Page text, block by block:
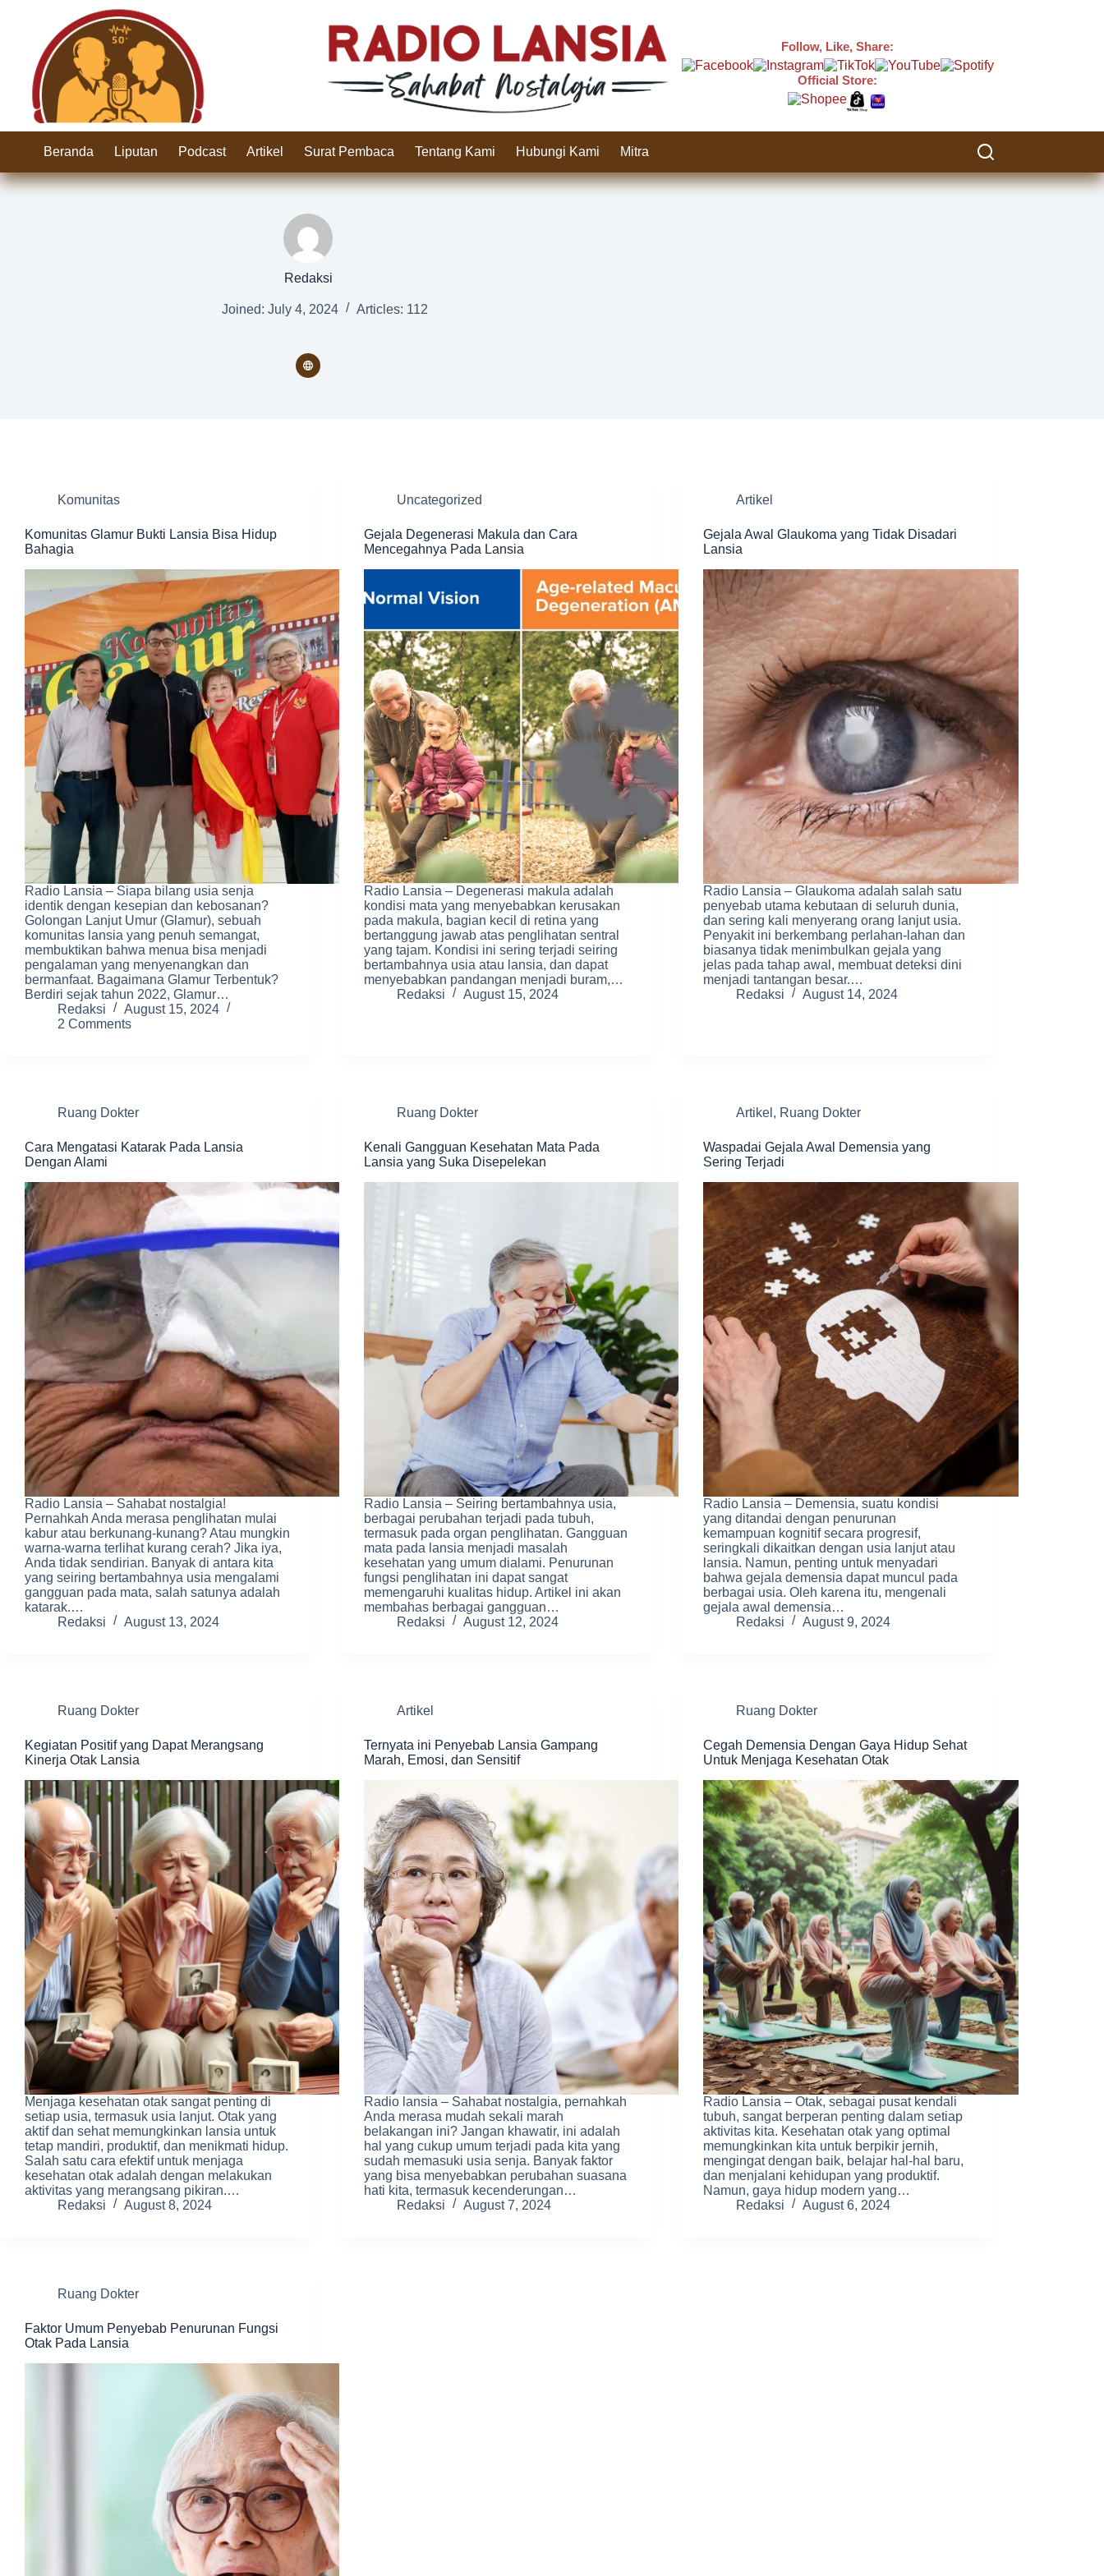
Follow, Like, Share:
Official Store:
Beranda Liputan Podcast Artikel Surat Pembaca Tentang Kami Hubungi Kami Mitra
Redaksi
Joined: July 4, 2024 Articles: 112
Komunitas
Komunitas Glamur Bukti Lansia Bisa Hidup
Bahagia
Radio Lansia – Siapa bilang usia senja
identik dengan kesepian dan kebosanan?
Golongan Lanjut Umur (Glamur), sebuah
komunitas lansia yang penuh semangat,
membuktikan bahwa menua bisa menjadi
pengalaman yang menyenangkan dan
bermanfaat. Bagaimana Glamur Terbentuk?
Berdiri sejak tahun 2022, Glamur…
Redaksi
August 15, 2024
2 Comments
Uncategorized
Gejala Degenerasi Makula dan Cara
Mencegahnya Pada Lansia
Radio Lansia – Degenerasi makula adalah
kondisi mata yang menyebabkan kerusakan
pada makula, bagian kecil di retina yang
bertanggung jawab atas penglihatan sentral
yang tajam. Kondisi ini sering terjadi seiring
bertambahnya usia atau lansia, dan dapat
menyebabkan pandangan menjadi buram,…
Redaksi
August 15, 2024
Artikel
Gejala Awal Glaukoma yang Tidak Disadari
Lansia
Radio Lansia – Glaukoma adalah salah satu
penyebab utama kebutaan di seluruh dunia,
dan sering kali menyerang orang lanjut usia.
Penyakit ini berkembang perlahan-lahan dan
biasanya tidak menimbulkan gejala yang
jelas pada tahap awal, membuat deteksi dini
menjadi tantangan besar.…
Redaksi
August 14, 2024
Ruang Dokter
Cara Mengatasi Katarak Pada Lansia
Dengan Alami
Radio Lansia – Sahabat nostalgia!
Pernahkah Anda merasa penglihatan mulai
kabur atau berkunang-kunang? Atau mungkin
warna-warna terlihat kurang cerah? Jika iya,
Anda tidak sendirian. Banyak di antara kita
yang seiring bertambahnya usia mengalami
gangguan pada mata, salah satunya adalah
katarak.…
Redaksi
August 13, 2024
Ruang Dokter
Kenali Gangguan Kesehatan Mata Pada
Lansia yang Suka Disepelekan
Radio Lansia – Seiring bertambahnya usia,
berbagai perubahan terjadi pada tubuh,
termasuk pada organ penglihatan. Gangguan
mata pada lansia menjadi masalah
kesehatan yang umum dialami. Penurunan
fungsi penglihatan ini dapat sangat
memengaruhi kualitas hidup. Artikel ini akan
membahas berbagai gangguan…
Redaksi
August 12, 2024
Artikel , Ruang Dokter
Waspadai Gejala Awal Demensia yang
Sering Terjadi
Radio Lansia – Demensia, suatu kondisi
yang ditandai dengan penurunan
kemampuan kognitif secara progresif,
seringkali dikaitkan dengan usia lanjut atau
lansia. Namun, penting untuk menyadari
bahwa gejala demensia dapat muncul pada
berbagai usia. Oleh karena itu, mengenali
gejala awal demensia…
Redaksi
August 9, 2024
Ruang Dokter
Kegiatan Positif yang Dapat Merangsang
Kinerja Otak Lansia
Menjaga kesehatan otak sangat penting di
setiap usia, termasuk usia lanjut. Otak yang
aktif dan sehat memungkinkan lansia untuk
tetap mandiri, produktif, dan menikmati hidup.
Salah satu cara efektif untuk menjaga
kesehatan otak adalah dengan melakukan
aktivitas yang merangsang pikiran.…
Redaksi
August 8, 2024
Artikel
Ternyata ini Penyebab Lansia Gampang
Marah, Emosi, dan Sensitif
Radio lansia – Sahabat nostalgia, pernahkah
Anda merasa mudah sekali marah
belakangan ini? Jangan khawatir, ini adalah
hal yang cukup umum terjadi pada kita yang
sudah memasuki usia senja. Banyak faktor
yang bisa menyebabkan perubahan suasana
hati kita, termasuk kecenderungan…
Redaksi
August 7, 2024
Ruang Dokter
Cegah Demensia Dengan Gaya Hidup Sehat
Untuk Menjaga Kesehatan Otak
Radio Lansia – Otak, sebagai pusat kendali
tubuh, sangat berperan penting dalam setiap
aktivitas kita. Kesehatan otak yang optimal
memungkinkan kita untuk berpikir jernih,
mengingat dengan baik, belajar hal-hal baru,
dan menjalani kehidupan yang produktif.
Namun, gaya hidup modern yang…
Redaksi
August 6, 2024
Ruang Dokter
Faktor Umum Penyebab Penurunan Fungsi
Otak Pada Lansia